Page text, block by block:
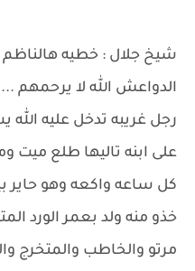
شيخ جلال : خطيه هالناظم
الدواعش الله لا
رجل غريبه تدخل عليه
على ابنه تاليها طلع ميت
كل ساعه واكعه وهو حاير
خذو منه ولد بعمر الورد
مرتو والخاطب والمتخرج